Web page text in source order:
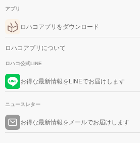
アプリ
ロハコアプリをダウンロード
ロハコアプリについて
ロハコ公式LINE
お得な最新情報をLINEでお届けします
ニュースレター
お得な最新情報をメールでお届けします